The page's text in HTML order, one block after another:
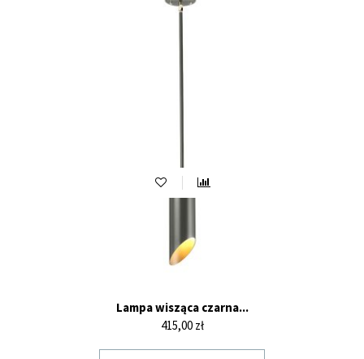
Lampa wisząca czarna...
Cena
415,00 zł